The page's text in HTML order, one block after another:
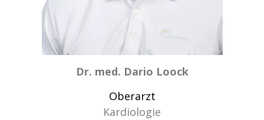
Dr. med. Dario Loock
Oberarzt
Kardiologie